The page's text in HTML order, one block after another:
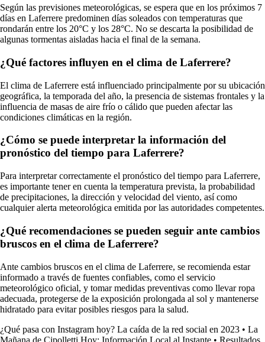
Según las previsiones meteorológicas, se espera que en los próximos 7
días en Laferrere predominen días soleados con temperaturas que
rondarán entre los 20°C y los 28°C. No se descarta la posibilidad de
algunas tormentas aisladas hacia el final de la semana.
¿Qué factores influyen en el clima de Laferrere?
El clima de Laferrere está influenciado principalmente por su ubicación
geográfica, la temporada del año, la presencia de sistemas frontales y la
influencia de masas de aire frío o cálido que pueden afectar las
condiciones climáticas en la región.
¿Cómo se puede interpretar la información del
pronóstico del tiempo para Laferrere?
Para interpretar correctamente el pronóstico del tiempo para Laferrere,
es importante tener en cuenta la temperatura prevista, la probabilidad
de precipitaciones, la dirección y velocidad del viento, así como
cualquier alerta meteorológica emitida por las autoridades competentes.
¿Qué recomendaciones se pueden seguir ante cambios
bruscos en el clima de Laferrere?
Ante cambios bruscos en el clima de Laferrere, se recomienda estar
informado a través de fuentes confiables, como el servicio
meteorológico oficial, y tomar medidas preventivas como llevar ropa
adecuada, protegerse de la exposición prolongada al sol y mantenerse
hidratado para evitar posibles riesgos para la salud.
¿Qué pasa con Instagram hoy? La caída de la red social en 2023 • La
Mañana de Cipolletti Hoy: Información Local al Instante • Resultados